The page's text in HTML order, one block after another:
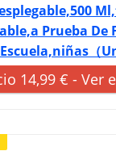
Prueba De
（
14,99 € - Ver